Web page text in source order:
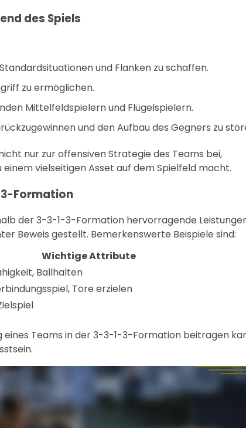
des Spiels
und Flanken zu schaffen.
zu ermöglichen.
Mittelfeldspielern und Flügelspielern.
und den Aufbau des Gegners zu
nur zur offensiven Strategie des Teams bei,
vielseitigen Asset auf dem Spielfeld macht.
Formation
der 3-3-1-3-Formation hervorragende
Beweis gestellt. Bemerkenswerte Beispiele sind:
Wichtige Attribute
Ballhalten
Tore erzielen
eines Teams in der 3-3-1-3-Formation beitragen